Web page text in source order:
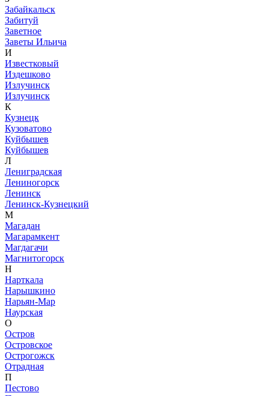
Забайкальск
Забитуй
Заветное
Заветы Ильича
И
Известковый
Издешково
Излучинск
Излучинск
К
Кузнецк
Кузоватово
Куйбышев
Куйбышев
Л
Лениградская
Лениногорск
Ленинск
Ленинск-Кузнецкий
М
Магадан
Магарамкент
Магдагачи
Магнитогорск
Н
Нарткала
Нарышкино
Нарьян-Мар
Наурская
О
Остров
Островское
Острогожск
Отрадная
П
Пестово